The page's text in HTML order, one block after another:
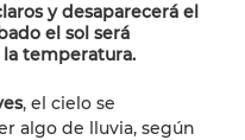
y desaparecerá el
el sol será
temperatura.
, el cielo se
algo de lluvia, según